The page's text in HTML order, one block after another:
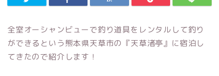
全室オーシャンビューで釣り道具をレンタルして釣り
ができるという熊本県天草市の『天草渚亭』に宿泊し
てきたので紹介します！